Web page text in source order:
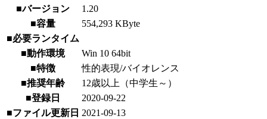
■バージョン
1.20
■容量
554,293 KByte
■必要ランタイム
■動作環境
Win 10 64bit
■特徴
性的表現/バイオレンス
■推奨年齢
12歳以上（中学生～）
■登録日
2020-09-22
■ファイル更新日 2021-09-13